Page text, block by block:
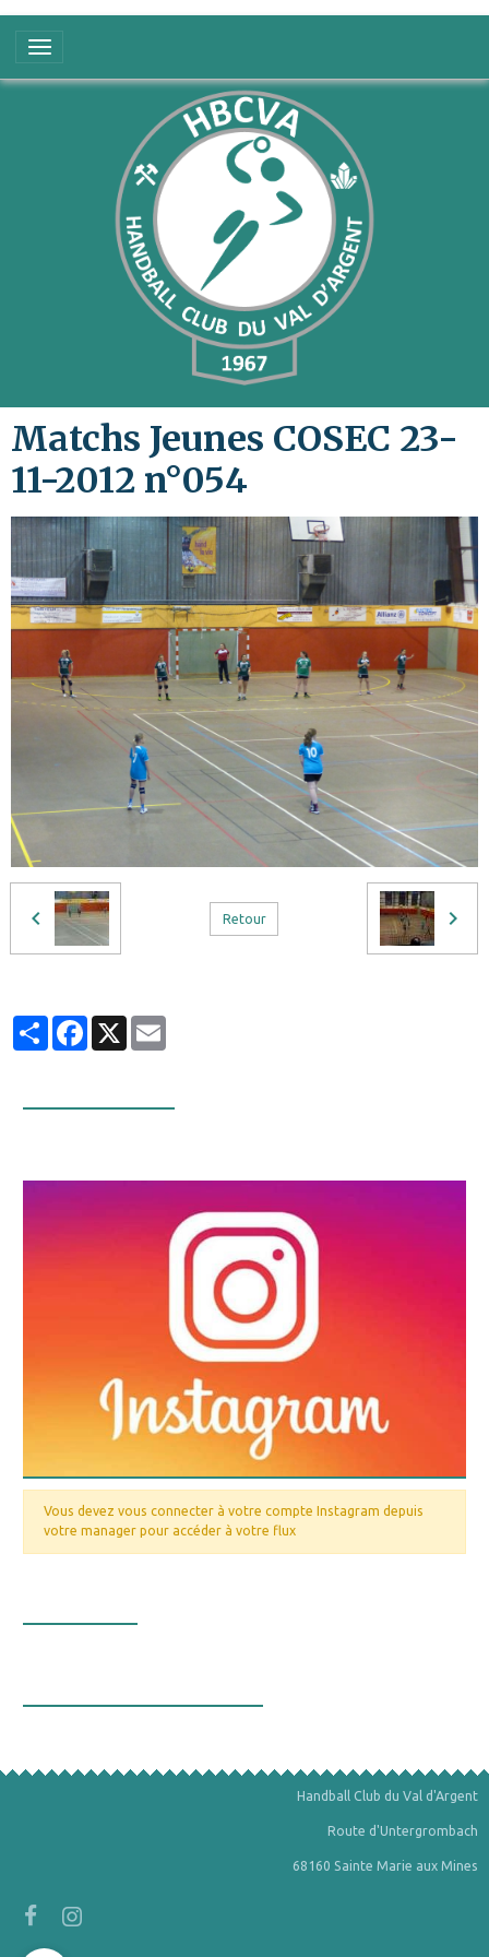
Matchs Jeunes COSEC 23-
11-2012 n°054
Retour
PartagerFacebook
X
Vous devez vous connecter à votre compte Instagram depuis
votre manager pour accéder à votre flux
Handball Club du Val d'Argent
Route d'Untergrombach
68160 Sainte Marie aux Mines